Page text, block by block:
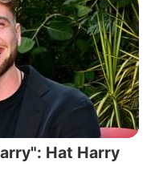
Hat Harry